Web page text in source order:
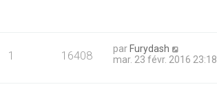
1 16408 parFurydash
mar. 23 févr. 2016 23:18